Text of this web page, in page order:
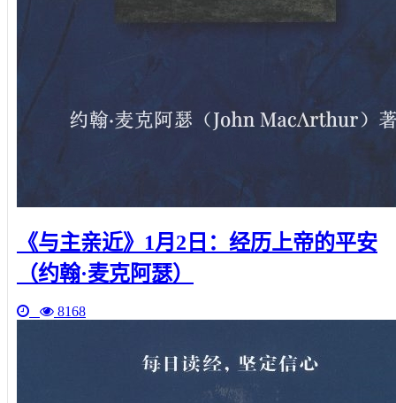
《与主亲近》1月2日：经历上帝的平安
（约翰·麦克阿瑟）
8168